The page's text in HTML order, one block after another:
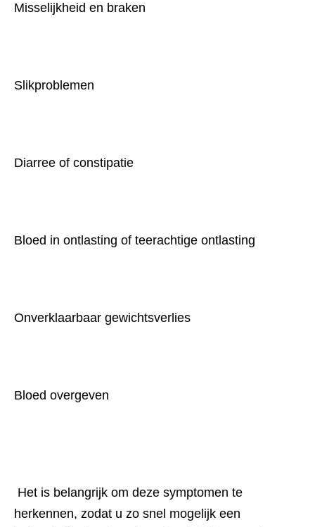
Misselijkheid en braken
Slikproblemen
Diarree of constipatie
Bloed in ontlasting of teerachtige ontlasting
Onverklaarbaar gewichtsverlies
Bloed overgeven
herkennen, zodat u zo snel mogelijk een